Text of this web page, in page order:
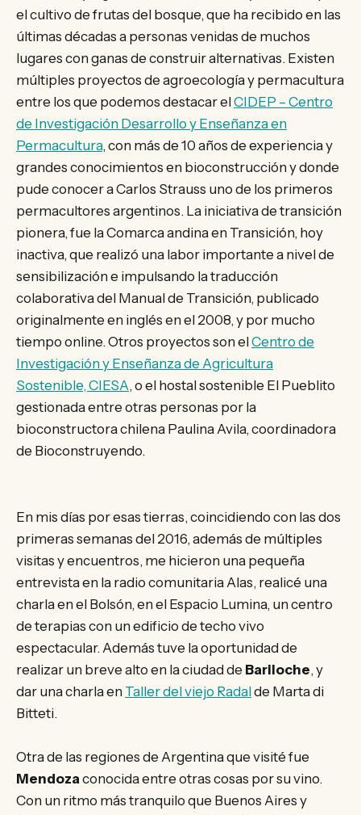
el cultivo de frutas del bosque, que ha recibido en las
últimas décadas a personas venidas de muchos
lugares con ganas de construir alternativas. Existen
múltiples proyectos de agroecología y permacultura
entre los que podemos destacar elCIDEP – Centro
de Investigación Desarrollo y Enseñanza en
Permacultura, con más de 10 años de experiencia y
grandes conocimientos en bioconstrucción y donde
pude conocer a Carlos Strauss uno de los primeros
permacultores argentinos. La iniciativa de transición
pionera, fue la Comarca andina en Transición, hoy
inactiva, que realizó una labor importante a nivel de
sensibilización e impulsando la traducción
colaborativa del Manual de Transición, publicado
originalmente en inglés en el 2008, y por mucho
tiempo online. Otros proyectos son elCentro de
Investigación y Enseñanza de Agricultura
Sostenible, CIESA, o el hostal sostenible El Pueblito
gestionada entre otras personas por la
bioconstructora chilena Paulina Avila, coordinadora
de Bioconstruyendo.
En mis días por esas tierras, coincidiendo con las dos
primeras semanas del 2016, además de múltiples
visitas y encuentros, me hicieron una pequeña
entrevista en la radio comunitaria Alas, realicé una
charla en el Bolsón, en el Espacio Lumina, un centro
de terapias con un edificio de techo vivo
espectacular. Además tuve la oportunidad de
realizar un breve alto en la ciudad de Bariloche, y
dar una charla en Taller del viejo Radalde Marta di
Bitteti.
Otra de las regiones de Argentina que visité fue
Mendozaconocida entre otras cosas por su vino.
Con un ritmo más tranquilo que Buenos Aires y